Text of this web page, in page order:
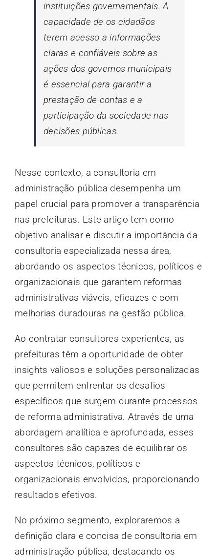
instituições governamentais. A
capacidade de os cidadãos
terem acesso a informações
claras e confiáveis sobre as
ações dos governos municipais
é essencial para garantir a
prestação de contas e a
participação da sociedade nas
decisões públicas.
Nesse contexto, a consultoria em
administração pública desempenha um
papel crucial para promover a transparência
nas prefeituras. Este artigo tem como
objetivo analisar e discutir a importância da
consultoria especializada nessa área,
abordando os aspectos técnicos, políticos e
organizacionais que garantem reformas
administrativas viáveis, eficazes e com
melhorias duradouras na gestão pública.
Ao contratar consultores experientes, as
prefeituras têm a oportunidade de obter
insights valiosos e soluções personalizadas
que permitem enfrentar os desafios
específicos que surgem durante processos
de reforma administrativa. Através de uma
abordagem analítica e aprofundada, esses
consultores são capazes de equilibrar os
aspectos técnicos, políticos e
organizacionais envolvidos, proporcionando
resultados efetivos.
No próximo segmento, exploraremos a
definição clara e concisa de consultoria em
administração pública, destacando os